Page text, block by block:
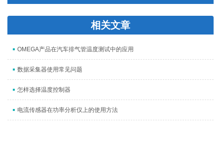
相关文章
OMEGA产品在汽车排气管温度测试中的应用
数据采集器使用常见问题
怎样选择温度控制器
电流传感器在功率分析仪上的使用方法